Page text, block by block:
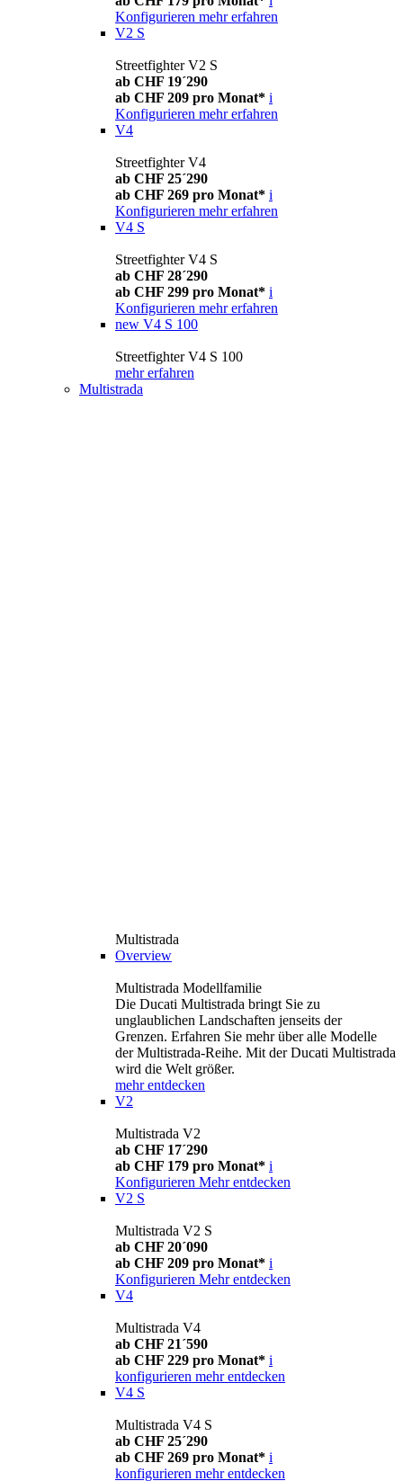
Konfigurieren mehr erfahren
V2 S
Streetfighter V2 S
ab CHF 19´290
ab CHF 209 pro Monat* i
Konfigurieren mehr erfahren
V4
Streetfighter V4
ab CHF 25´290
ab CHF 269 pro Monat* i
Konfigurieren mehr erfahren
V4 S
Streetfighter V4 S
ab CHF 28´290
ab CHF 299 pro Monat* i
Konfigurieren mehr erfahren
new V4 S 100
Streetfighter V4 S 100
mehr erfahren
Multistrada
Multistrada
Overview
Multistrada Modellfamilie
Die Ducati Multistrada bringt Sie zu
unglaublichen Landschaften jenseits der
Grenzen. Erfahren Sie mehr über alle Modelle
der Multistrada-Reihe. Mit der Ducati Multistrada
wird die Welt größer.
mehr entdecken
V2
Multistrada V2
ab CHF 17´290
ab CHF 179 pro Monat* i
Konfigurieren Mehr entdecken
V2 S
Multistrada V2 S
ab CHF 20´090
ab CHF 209 pro Monat* i
Konfigurieren Mehr entdecken
V4
Multistrada V4
ab CHF 21´590
ab CHF 229 pro Monat* i
konfigurieren mehr entdecken
V4 S
Multistrada V4 S
ab CHF 25´290
ab CHF 269 pro Monat* i
konfigurieren mehr entdecken